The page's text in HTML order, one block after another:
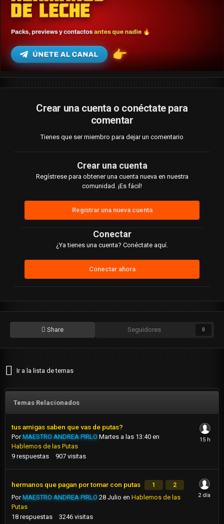
Crear una cuenta o conéctate para
comentar
Tienes que ser miembro para dejar un comentario
Crear una cuenta
Regístrese para obtener una cuenta nueva en nuestra
comunidad. ¡Es fácil!
Registrar una nueva cuenta
Conectar
¿Ya tienes una cuenta? Conéctate aquí.
Conectar ahora
Share Seguidores 0
Ir a la lista de temas
Temas Relacionados
tus amigas saben que vas de putas?
PorMAESTRO ANDREA PIRLO Martes a las 13:40 en
Hablemos de las Putas
9 respuestas 907 visitas
hermanos que pagan por tomar con putas 1 2
PorMAESTRO ANDREA PIRLO 28 Julio en Hablemos de las
Putas
18 respuestas 3246 visitas